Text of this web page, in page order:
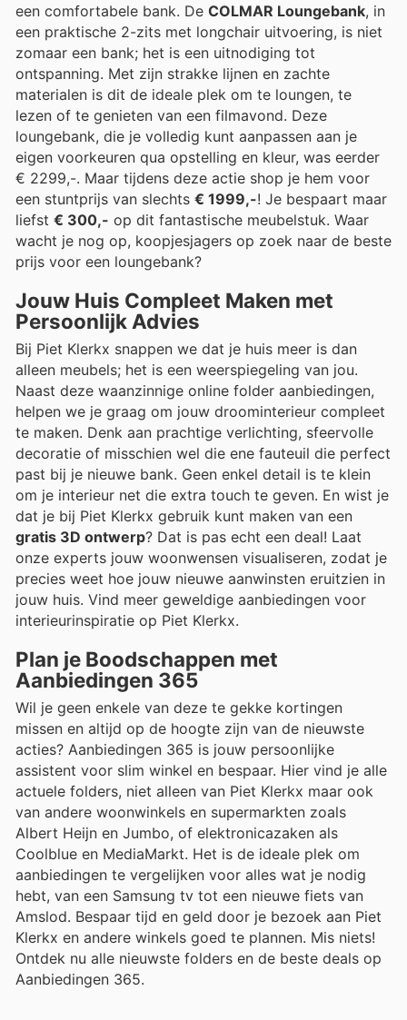
een comfortabele bank. De COLMAR Loungebank, in
een praktische 2-zits met longchair uitvoering, is niet
zomaar een bank; het is een uitnodiging tot
ontspanning. Met zijn strakke lijnen en zachte
materialen is dit de ideale plek om te loungen, te
lezen of te genieten van een filmavond. Deze
loungebank, die je volledig kunt aanpassen aan je
eigen voorkeuren qua opstelling en kleur, was eerder
€ 2299,-. Maar tijdens deze actie shop je hem voor
een stuntprijs van slechts € 1999,-! Je bespaart maar
liefst € 300,- op dit fantastische meubelstuk. Waar
wacht je nog op, koopjesjagers op zoek naar de beste
prijs voor een loungebank?
Jouw Huis Compleet Maken met
Persoonlijk Advies
Bij Piet Klerkx snappen we dat je huis meer is dan
alleen meubels; het is een weerspiegeling van jou.
Naast deze waanzinnige online folder aanbiedingen,
helpen we je graag om jouw droominterieur compleet
te maken. Denk aan prachtige verlichting, sfeervolle
decoratie of misschien wel die ene fauteuil die perfect
past bij je nieuwe bank. Geen enkel detail is te klein
om je interieur net die extra touch te geven. En wist je
dat je bij Piet Klerkx gebruik kunt maken van een
gratis 3D ontwerp? Dat is pas echt een deal! Laat
onze experts jouw woonwensen visualiseren, zodat je
precies weet hoe jouw nieuwe aanwinsten eruitzien in
jouw huis. Vind meer geweldige aanbiedingen voor
interieurinspiratie op Piet Klerkx.
Plan je Boodschappen met
Aanbiedingen 365
Wil je geen enkele van deze te gekke kortingen
missen en altijd op de hoogte zijn van de nieuwste
acties? Aanbiedingen 365 is jouw persoonlijke
assistent voor slim winkel en bespaar. Hier vind je alle
actuele folders, niet alleen van Piet Klerkx maar ook
van andere woonwinkels en supermarkten zoals
Albert Heijn en Jumbo, of elektronicazaken als
Coolblue en MediaMarkt. Het is de ideale plek om
aanbiedingen te vergelijken voor alles wat je nodig
hebt, van een Samsung tv tot een nieuwe fiets van
Amslod. Bespaar tijd en geld door je bezoek aan Piet
Klerkx en andere winkels goed te plannen. Mis niets!
Ontdek nu alle nieuwste folders en de beste deals op
Aanbiedingen 365.